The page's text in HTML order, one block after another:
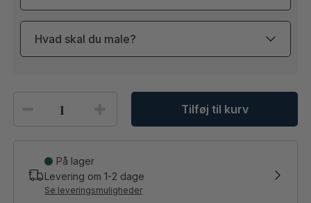
Hvad skal du male?
1 Tilføj til kurv
På lager
Levering om1-2 dage
Se leveringsmuligheder